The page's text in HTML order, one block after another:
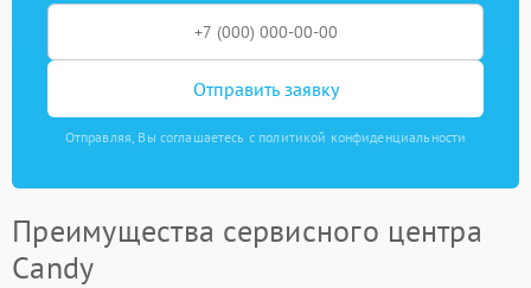
Отправить заявку
Отправляя, Вы соглашаетесь с политикой конфиденциальности
Преимущества сервисного центра
Candy